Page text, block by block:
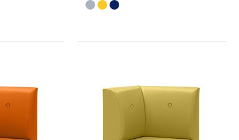
￥377~